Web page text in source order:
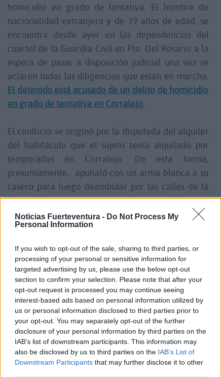
Noticias Fuerteventura - Do Not Process My
Personal Information
If you wish to opt-out of the sale, sharing to third parties, or
processing of your personal or sensitive information for
targeted advertising by us, please use the below opt-out
section to confirm your selection. Please note that after your
opt-out request is processed you may continue seeing
interest-based ads based on personal information utilized by
us or personal information disclosed to third parties prior to
your opt-out. You may separately opt-out of the further
disclosure of your personal information by third parties on the
IAB’s list of downstream participants. This information may
also be disclosed by us to third parties on the IAB’s List of
Downstream Participants that may further disclose it to other
homicidio en grado de tentativa. El hombre de
nacionalidad extranjera y de 39 años de edad, se
encuentra desde ayer en las dependencias del
cuartel de la Guardia Civil en Pto. Del Rosario a la
espera de pasar a disposición judicial una vez se
aclaren todas las diligencias que están en marcha.
El detenido está acusado de un delito de homicidio
en grado de tentativa en Corralejo.
El conflicto se originó por la disputada del alquiler
del habitáculo que el sujeto tenía alquilado por
temporadas en Corralejo. De esta forma,
presuntamente, apuñaló con un arma blanca a su
casero para luego deambular por las calles de la
playa del puerto ensangrentado y portando varios
cuchillos hasta que fue detenido por efectivos de la
Guardia Civil.
El hombre que pasa temporadas en la isla no es la
primera vez que protagoniza un hecho conflictivo.
La policía tiene constancia de otros altercados
llevados a cabo en un avión o en su país de origen,
Alemania. Por su parte la víctima herida, un joven
emprendedor de Corralejo sigue hospitalizada en
el Hospital General de Fuerteventura, y aunque las
heridas afectaron a órganos vitales, en este
momento se haya fuera de peligro.